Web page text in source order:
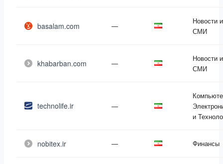
basalam.com —
Новости и
СМИ
khabarban.com —
Новости и
СМИ
technolife.ir —
и
nobitex.ir — Финансы